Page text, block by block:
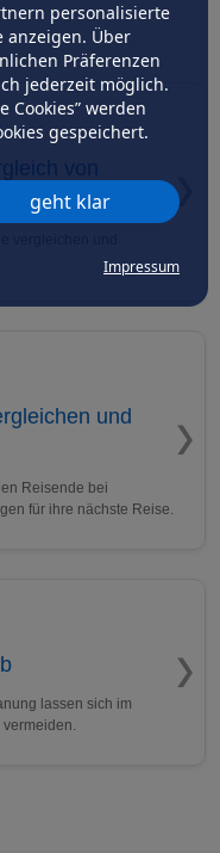
personalisierte
anzeigen. Über
Präferenzen
jederzeit möglich.
Cookies” werden
gespeichert.
geht klar
Impressum
von
vergleichen und
und
Reisende bei
für ihre nächste Reise.
lassen sich im